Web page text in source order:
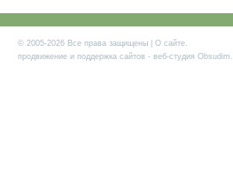
© 2005-2026 Все права защищены | О сайте.
продвижение и поддержка сайтов - веб-студия Obsudim.